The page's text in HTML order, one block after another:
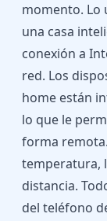
momento. Lo
una casa
conexión a
red. Los
home están
lo que le
forma
temperatura,
distancia.
del teléfono